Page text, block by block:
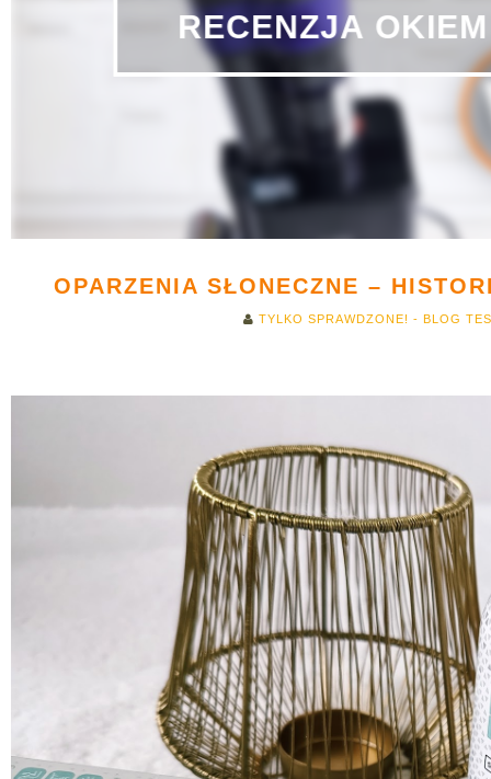
RECENZJA OKIEM
OPARZENIA SŁONECZNE –
TYLKO SPRAWDZONE! - BLOG